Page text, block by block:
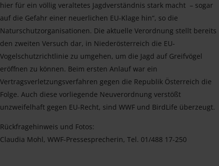
hier für ein völlig veraltetes Jagdverständnis stark macht – sogar
auf die Gefahr einer neuerlichen EU-Klage hin“, so die
Naturschutzorganisationen. Die aktuelle Verordnung stellt bereits
den zweiten Versuch dar, in Niederösterreich die EU-
Vogelschutzrichtlinie zu umgehen, um die Jagd auf Greifvögel
eröffnen zu können. Beim ersten Anlauf war ein
Vertragsverletzungsverfahren gegen die Republik Österreich die
Folge. Auch diese vorliegende Neuverordnung verstößt
unzweifelhaft gegen EU-Recht, sind WWF und BirdLife überzeugt.
Rückfragehinweis und Fotos:
Claudia Mohl, WWF-Pressesprecherin, Tel. 01/488 17-250